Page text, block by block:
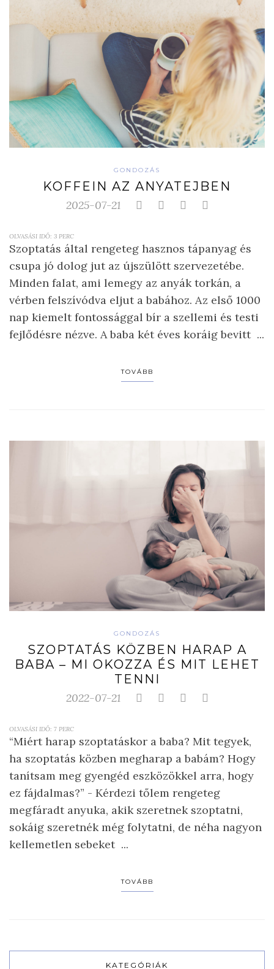
GONDOZÁS
KOFFEIN AZ ANYATEJBEN
2025-07-21
OLVASÁSI IDŐ: 3 PERC
Szoptatás által rengeteg hasznos tápanyag és
csupa jó dolog jut az újszülött szervezetébe.
Minden falat, ami lemegy az anyák torkán, a
vérben felszívódva eljut a babához. Az első 1000
nap kiemelt fontossággal bír a szellemi és testi
fejlődésre nézve. A baba két éves koráig bevitt ...
TOVÁBB
GONDOZÁS
SZOPTATÁS KÖZBEN HARAP A
BABA – MI OKOZZA ÉS MIT LEHET
TENNI
2022-07-21
OLVASÁSI IDŐ: 7 PERC
“Miért harap szoptatáskor a baba? Mit tegyek,
ha szoptatás közben megharap a babám? Hogy
tanítsam meg gyengéd eszközökkel arra, hogy
ez fájdalmas?” - Kérdezi tőlem rengeteg
megfáradt anyuka, akik szeretnek szoptatni,
sokáig szeretnék még folytatni, de néha nagyon
kellemetlen sebeket ...
TOVÁBB
KATEGÓRIÁK